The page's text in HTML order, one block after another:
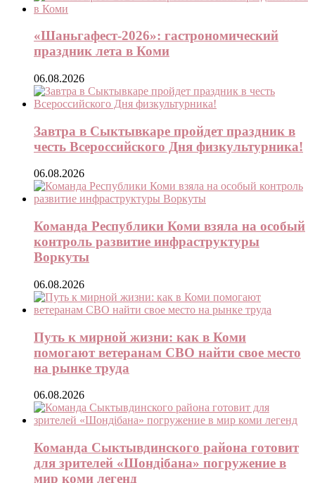
«Шаньгафест-2026»: гастрономический
праздник лета в Коми
06.08.2026
Завтра в Сыктывкаре пройдет праздник в
честь Всероссийского Дня физкультурника!
06.08.2026
Команда Республики Коми взяла на особый
контроль развитие инфраструктуры
Воркуты
06.08.2026
Путь к мирной жизни: как в Коми
помогают ветеранам СВО найти свое место
на рынке труда
06.08.2026
Команда Сыктывдинского района готовит
для зрителей «Шондібана» погружение в
мир коми легенд